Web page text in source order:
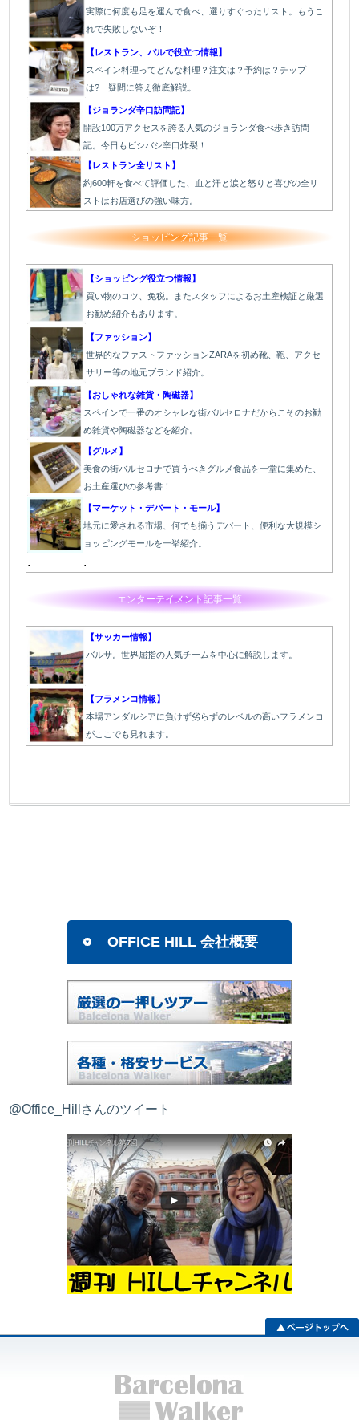
実際に何度も足を運んで食べ、選りすぐったリスト。もうこ
れで失敗しないぞ！
【レストラン、バルで役立つ情報】
スペイン料理ってどんな料理？注文は？予約は？チップ
は? 疑問に答え徹底解説。
【ジョランダ辛口訪問記】
開設100万アクセスを誇る人気のジョランダ食べ歩き訪問
記。今日もビシバシ辛口炸裂！
【レストラン全リスト】
約600軒を食べて評価した、血と汗と涙と怒りと喜びの全リ
ストはお店選びの強い味方。
ショッピング記事一覧
【ショッピング役立つ情報】
買い物のコツ、免税。またスタッフによるお土産検証と厳選
お勧め紹介もあります。
【ファッション】
世界的なファストファッションZARAを初め靴、鞄、アクセ
サリー等の地元ブランド紹介。
【おしゃれな雑貨・陶磁器】
スペインで一番のオシャレな街バルセロナだからこそのお勧
め雑貨や陶磁器などを紹介。
【グルメ】
美食の街バルセロナで買うべきグルメ食品を一堂に集めた、
お土産選びの参考書！
【マーケット・デパート・モール】
地元に愛される市場、何でも揃うデパート、便利な大規模シ
ョッピングモールを一挙紹介。
. .
エンターテイメント記事一覧
【サッカー情報】
バルサ。世界屈指の人気チームを中心に解説します。
【フラメンコ情報】
本場アンダルシアに負けず劣らずのレベルの高いフラメンコ
がここでも見れます。
OFFICE HILL 会社概要
@Office_Hillさんのツイート